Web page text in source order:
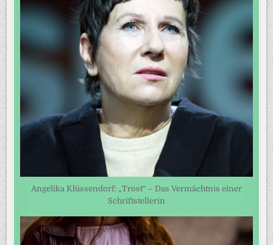
Angelika Klüssendorf: „Trost“ – Das Vermächtnis einer
Schriftstellerin